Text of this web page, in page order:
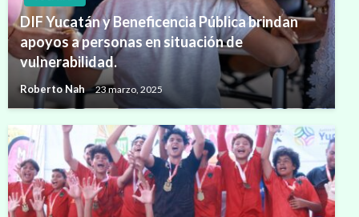
DIF Yucatán y Beneficencia Pública brindan
apoyos a personas en situación de
vulnerabilidad.
Roberto Nah 23 marzo, 2025